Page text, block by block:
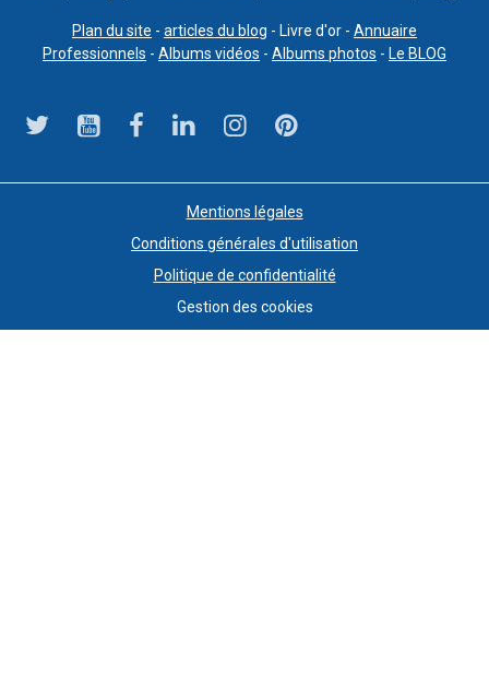
Plan du site - articles du blog - Livre d'or - Annuaire
Professionnels - Albums vidéos - Albums photos - Le BLOG
Mentions légales
Conditions générales d'utilisation
Politique de confidentialité
Gestion des cookies